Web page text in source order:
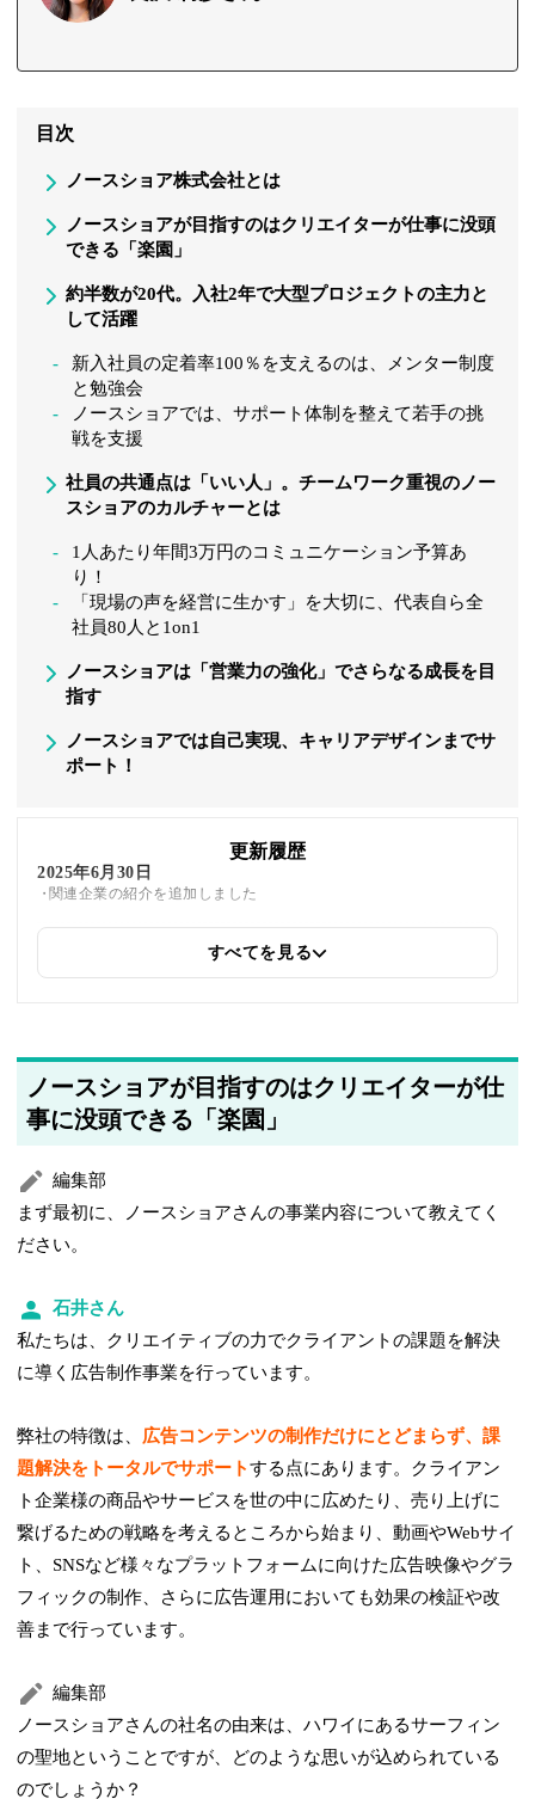
目次
ノースショア株式会社とは
ノースショアが目指すのはクリエイターが仕事に没頭
できる「楽園」
約半数が20代。入社2年で大型プロジェクトの主力と
して活躍
新入社員の定着率100％を支えるのは、メンター制度
と勉強会
ノースショアでは、サポート体制を整えて若手の挑
戦を支援
社員の共通点は「いい人」。チームワーク重視のノー
スショアのカルチャーとは
1人あたり年間3万円のコミュニケーション予算あ
り！
「現場の声を経営に生かす」を大切に、代表自ら全
社員80人と1on1
ノースショアは「営業力の強化」でさらなる成長を目
指す
ノースショアでは自己実現、キャリアデザインまでサ
ポート！
更新履歴
2025年6月30日
関連企業の紹介を追加しました
筆者情報を更新しました
すべてを見る
ノースショアが目指すのはクリエイターが仕
事に没頭できる「楽園」
編集部
まず最初に、ノースショアさんの事業内容について教えてく
ださい。
石井さん
私たちは、クリエイティブの力でクライアントの課題を解決
に導く広告制作事業を行っています。
弊社の特徴は、 広告コンテンツの制作だけにとどまらず、課
題解決をトータルでサポートする点にあります。クライアン
ト企業様の商品やサービスを世の中に広めたり、売り上げに
繋げるための戦略を考えるところから始まり、動画やWebサイ
ト、SNSなど様々なプラットフォームに向けた広告映像やグラ
フィックの制作、さらに広告運用においても効果の検証や改
善まで行っています。
編集部
ノースショアさんの社名の由来は、ハワイにあるサーフィン
の聖地ということですが、どのような思いが込められている
のでしょうか？